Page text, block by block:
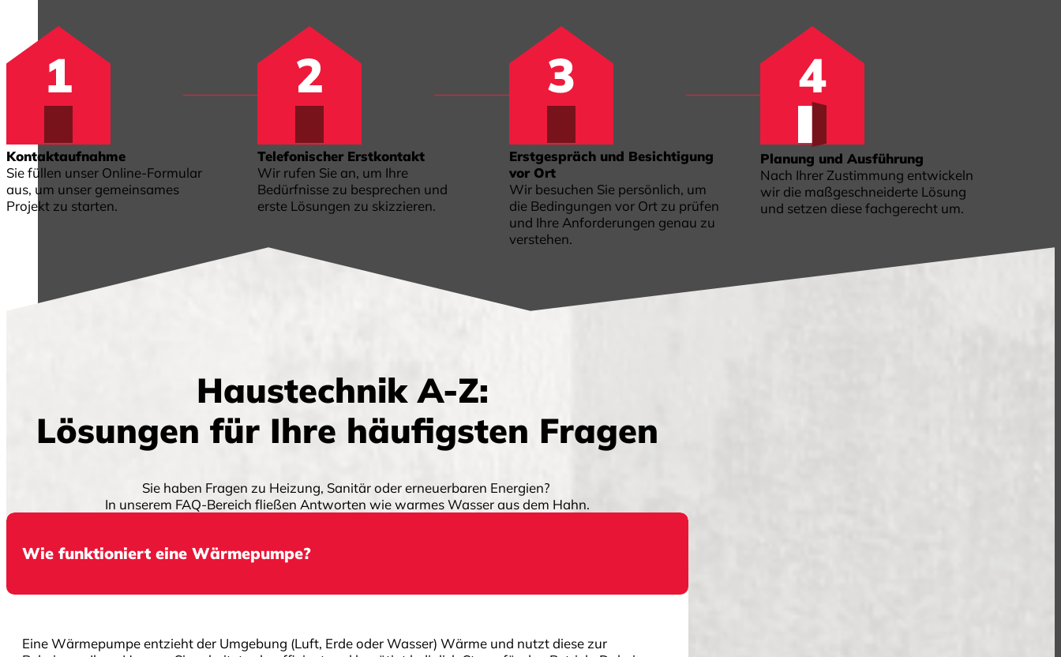
Kontaktaufnahme
Sie füllen unser Online-Formular
aus, um unser gemeinsames
Projekt zu starten.
Telefonischer Erstkontakt
Wir rufen Sie an, um Ihre
Bedürfnisse zu besprechen und
erste Lösungen zu skizzieren.
Erstgespräch und Besichtigung
vor Ort
Wir besuchen Sie persönlich, um
die Bedingungen vor Ort zu prüfen
und Ihre Anforderungen genau zu
verstehen.
Planung und Ausführung
Nach Ihrer Zustimmung entwickeln
wir die maßgeschneiderte Lösung
und setzen diese fachgerecht um.
Haustechnik A-Z:
Lösungen für Ihre häufigsten Fragen
Sie haben Fragen zu Heizung, Sanitär oder erneuerbaren Energien?
In unserem FAQ-Bereich fließen Antworten wie warmes Wasser aus dem Hahn.
Wie funktioniert eine Wärmepumpe?
Eine Wärmepumpe entzieht der Umgebung (Luft, Erde oder Wasser) Wärme und nutzt diese zur